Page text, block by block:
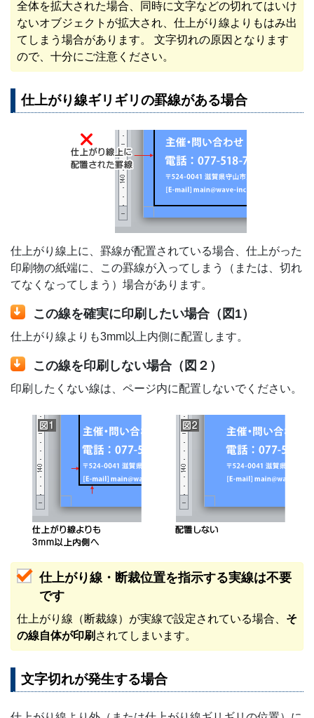
全体を拡大された場合、同時に文字などの切れてはいけ
ないオブジェクトが拡大され、仕上がり線よりもはみ出
てしまう場合があります。 文字切れの原因となります
ので、十分にご注意ください。
仕上がり線ギリギリの罫線がある場合
仕上がり線上に、罫線が配置されている場合、仕上がった
印刷物の紙端に、この罫線が入ってしまう（または、切れ
てなくなってしまう）場合があります。
この線を確実に印刷したい場合（図1）
仕上がり線よりも3mm以上内側に配置します。
この線を印刷しない場合（図２）
印刷したくない線は、ページ内に配置しないでください。
仕上がり線・断裁位置を指示する実線は不要
です
仕上がり線（断裁線）が実線で設定されている場合、 そ
の線自体が印刷 されてしまいます。
文字切れが発生する場合